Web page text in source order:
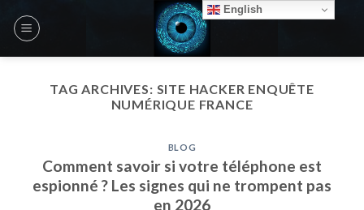
TAG ARCHIVES: SITE HACKER ENQUÊTE
NUMÉRIQUE FRANCE
BLOG
Comment savoir si votre téléphone est
espionné ? Les signes qui ne trompent pas
en 2026
English